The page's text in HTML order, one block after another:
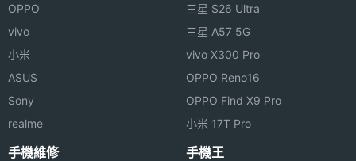
OPPO
vivo
小米
ASUS
Sony
realme
三星 S26 Ultra
三星 A57 5G
vivo X300 Pro
OPPO Reno16
OPPO Find X9 Pro
小米 17T Pro
手機維修 手機王